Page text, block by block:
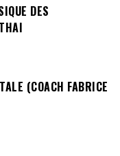
DES
(COACH FABRICE